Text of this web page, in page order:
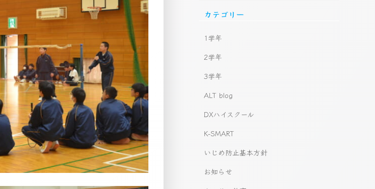
カテゴリー
1学年
2学年
3学年
ALT blog
DXハイスクール
K-SMART
いじめ防止基本方針
お知らせ